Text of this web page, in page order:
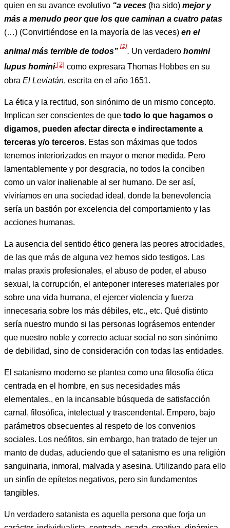
quien en su avance evolutivo “a veces (ha sido) mejor y
más a menudo peor que los que caminan a cuatro patas
(…) (Convirtiéndose en la mayoría de las veces) en el
animal más terrible de todos”
[1]
Un verdadero homini
lupus homini [2] como expresara Thomas Hobbes en su
obra El Leviatán, escrita en el año 1651.
La ética y la rectitud, son sinónimo de un mismo concepto.
Implican ser conscientes de que todo lo que hagamos o
digamos, pueden afectar directa e indirectamente a
terceras y/o terceros. Estas son máximas que todos
tenemos interiorizados en mayor o menor medida. Pero
lamentablemente y por desgracia, no todos la conciben
como un valor inalienable al ser humano. De ser así,
viviríamos en una sociedad ideal, donde la benevolencia
sería un bastión por excelencia del comportamiento y las
acciones humanas.
La ausencia del sentido ético genera las peores atrocidades,
de las que más de alguna vez hemos sido testigos. Las
malas praxis profesionales, el abuso de poder, el abuso
sexual, la corrupción, el anteponer intereses materiales por
sobre una vida humana, el ejercer violencia y fuerza
innecesaria sobre los más débiles, etc., etc. Qué distinto
sería nuestro mundo si las personas lográsemos entender
que nuestro noble y correcto actuar social no son sinónimo
de debilidad, sino de consideración con todas las entidades.
El satanismo moderno se plantea como una filosofía ética
centrada en el hombre, en sus necesidades más
elementales., en la incansable búsqueda de satisfacción
carnal, filosófica, intelectual y trascendental. Empero, bajo
parámetros obsecuentes al respeto de los convenios
sociales. Los neófitos, sin embargo, han tratado de tejer un
manto de dudas, aduciendo que el satanismo es una religión
sanguinaria, inmoral, malvada y asesina. Utilizando para ello
un sinfín de epítetos negativos, pero sin fundamentos
tangibles.
Un verdadero satanista es aquella persona que forja un